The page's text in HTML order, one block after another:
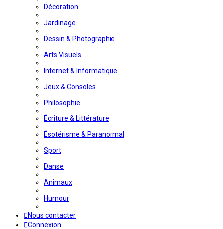
Décoration
Jardinage
Dessin & Photographie
Arts Visuels
Internet & Informatique
Jeux & Consoles
Philosophie
Écriture & Littérature
Ésotérisme & Paranormal
Sport
Danse
Animaux
Humour
Nous contacter
Connexion